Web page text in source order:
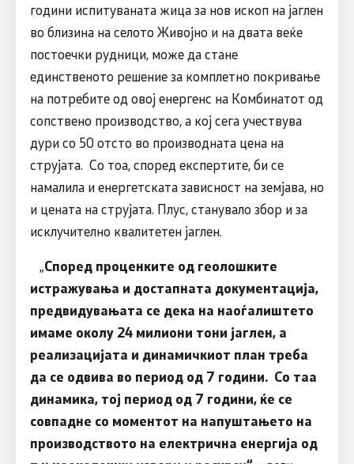
години испитуваната жица за нов ископ на јаглен
во близина на селото Живојно и на двата веќе
постоечки рудници, може да стане
единственото решение за комплетно покривање
на потребите од овој енергенс на Комбинатот од
сопствено производство, а кој сега учествува
дури со 50 отсто во производната цена на
струјата. Со тоа, според експертите, би се
намалила и енергетската зависност на земјава, но
и цената на струјата. Плус, станувало збор и за
исклучително квалитетен јаглен.
„Според проценките од геолошките
истражувања и достапната документација,
предвидувањата се дека на наоѓалиштето
имаме околу 24 милиони тони јаглен, а
реализацијата и динамичкиот план треба
да се одвива во период од 7 години. Со таа
динамика, тој период од 7 години, ќе се
совпадне со моментот на напуштањето на
производството на електрична енергија од